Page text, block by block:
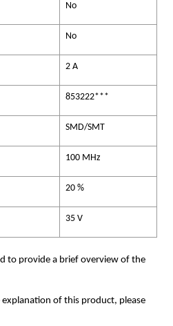
No
No
2 A
853222***
SMD/SMT
100 MHz
20 %
35 V
to provide a brief overview of the
explanation of this product, please